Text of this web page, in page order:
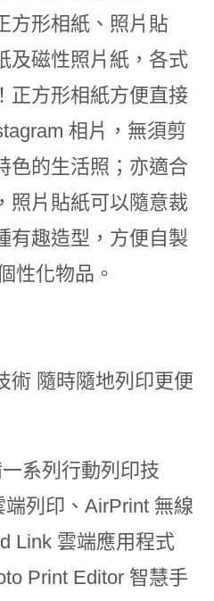
方形相紙、照片貼
及磁性照片紙，各式
正方形相紙方便直接
相片，無須剪
色的生活照；亦適合
照片貼紙可以隨意裁
有趣造型，方便自製
性化物品。
術 隨時隨地列印更便
系列行動列印技
列印、AirPrint 無線
Link 雲端應用程式
Print Editor 智慧手